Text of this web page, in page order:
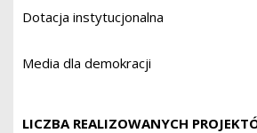
Dotacja instytucjonalna
Media dla demokracji
LICZBA REALIZOWANYCH